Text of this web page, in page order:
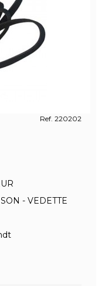
Ref. 220202
- VEDETTE